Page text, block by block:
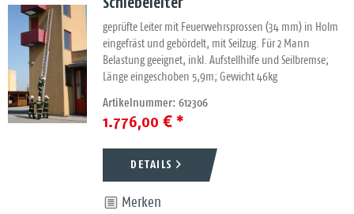
geprüfte Leiter mit Feuerwehrsprossen (34 mm) in Holm
eingefräst und gebördelt, mit Seilzug. Für 2 Mann
Belastung geeignet, inkl. Aufstellhilfe und Seilbremse;
Länge eingeschoben 5,9m; Gewicht 46kg
Artikelnummer: 612306
1.776,00 € *
DETAILS
Merken